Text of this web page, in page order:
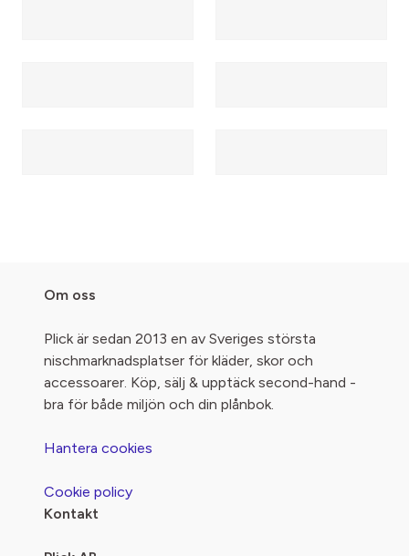
Om oss
Plick är sedan 2013 en av Sveriges största
nischmarknadsplatser för kläder, skor och
accessoarer. Köp, sälj & upptäck second-hand -
bra för både miljön och din plånbok.
Hantera cookies
Cookie policy
Kontakt